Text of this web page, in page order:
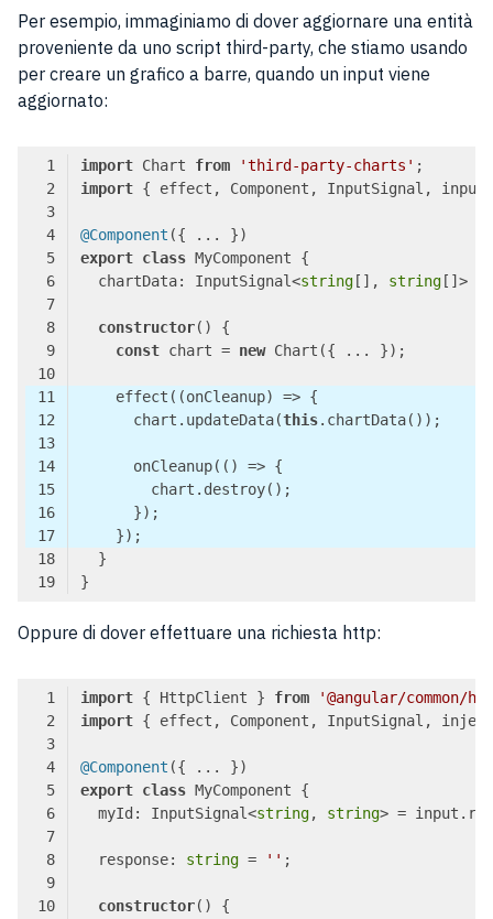
Per esempio, immaginiamo di dover aggiornare una entità
proveniente da uno script third-party, che stiamo usando
per creare un grafico a barre, quando un input viene
aggiornato:
import Chart from 'third-party-charts'
import { effect, Component, InputSignal,
@Component
export class
  chartData: InputSignal<
string[], string[]> =
constructor(
const chart = new
    effect(
(onCleanup) =>
      chart.updateData(
this
      onCleanup(
() =>
Oppure di dover effettuare una richiesta http:
import { HttpClient } from
'@angular/common/
import { effect, Component, InputSignal,
@Component
export class
  myId: InputSignal<
string, string> =
  response:
string = ''
constructor(